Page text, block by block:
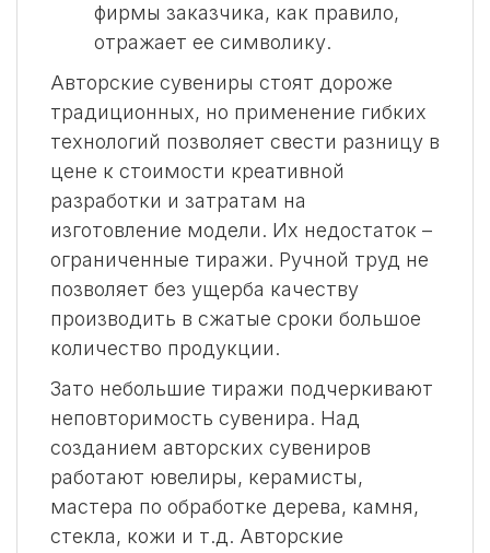
фирмы заказчика, как правило,
отражает ее символику.
Авторские сувениры стоят дороже
традиционных, но применение гибких
технологий позволяет свести разницу в
цене к стоимости креативной
разработки и затратам на
изготовление модели. Их недостаток –
ограниченные тиражи. Ручной труд не
позволяет без ущерба качеству
производить в сжатые сроки большое
количество продукции.
Зато небольшие тиражи подчеркивают
неповторимость сувенира. Над
созданием авторских сувениров
работают ювелиры, керамисты,
мастера по обработке дерева, камня,
стекла, кожи и т.д. Авторские